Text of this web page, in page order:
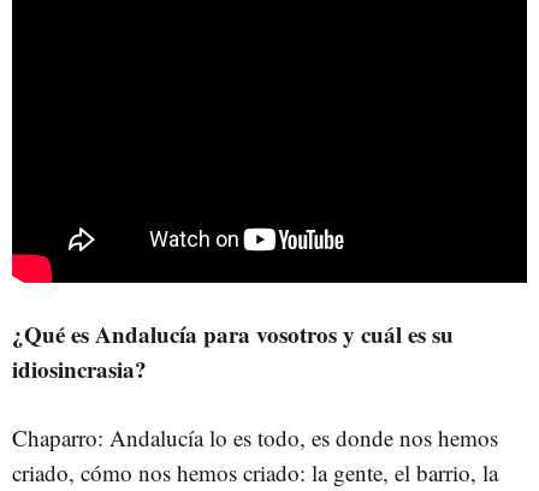
¿Qué es Andalucía para vosotros y cuál es su
idiosincrasia?
Chaparro: Andalucía lo es todo, es donde nos hemos
criado, cómo nos hemos criado: la gente, el barrio, la